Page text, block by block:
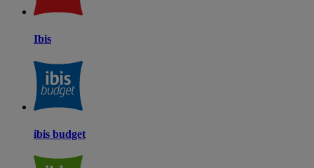
Ibis
ibis budget